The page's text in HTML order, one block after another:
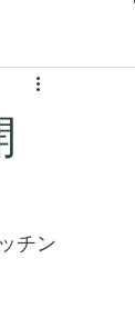
チン